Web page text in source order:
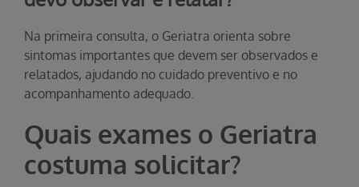
Na primeira consulta, o Geriatra orienta sobre
sintomas importantes que devem ser observados e
relatados, ajudando no cuidado preventivo e no
acompanhamento adequado.
Quais exames o Geriatra
costuma solicitar?